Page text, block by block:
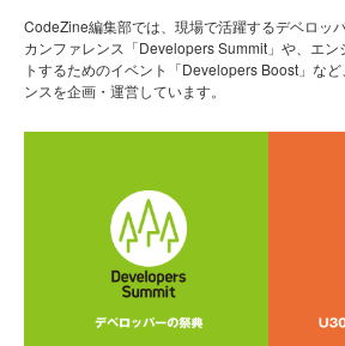
CodeZine編集部では、現場で活躍するデベロッ
カンファレンス「Developers Summit」や、エン
トするためのイベント「Developers Boost」な
ンスを企画・運営しています。